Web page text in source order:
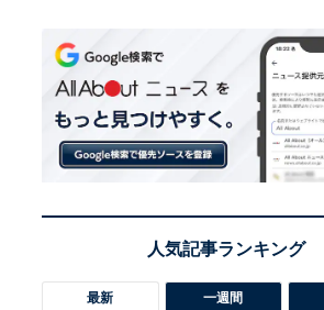
最新 一週間